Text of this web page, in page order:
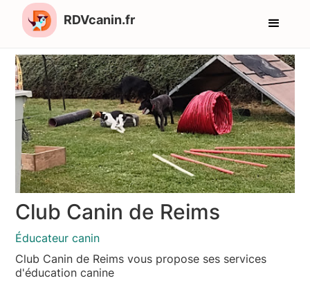
RDVcanin.fr
Club Canin de Reims
Éducateur canin
Club Canin de Reims vous propose ses services
d'éducation canine